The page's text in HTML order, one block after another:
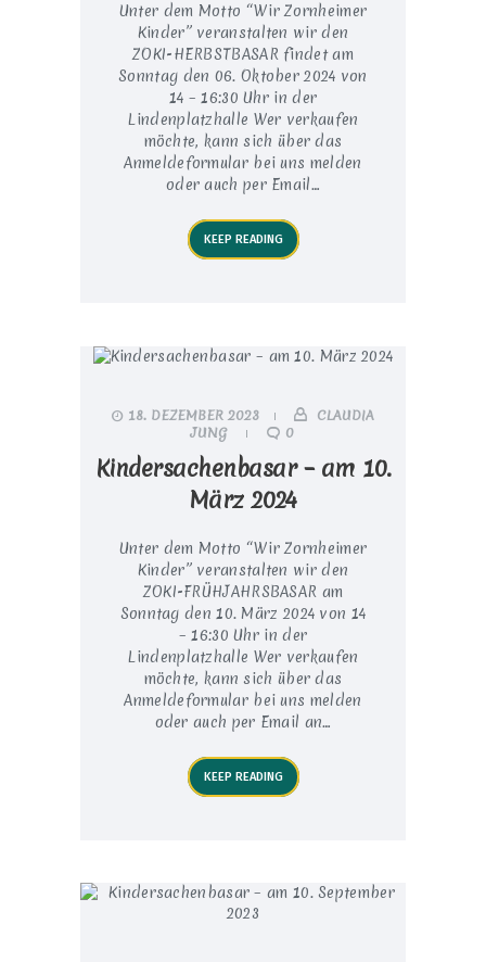
Unter dem Motto “Wir Zornheimer
Kinder” veranstalten wir den
ZOKI-HERBSTBASAR findet am
Sonntag den 06. Oktober 2024 von
14 – 16:30 Uhr in der
Lindenplatzhalle Wer verkaufen
möchte, kann sich über das
Anmeldeformular bei uns melden
oder auch per Email…
KEEP READING
18. DEZEMBER 2023
CLAUDIA
JUNG
0
Kindersachenbasar – am 10.
März 2024
Unter dem Motto “Wir Zornheimer
Kinder” veranstalten wir den
ZOKI-FRÜHJAHRSBASAR am
Sonntag den 10. März 2024 von 14
– 16:30 Uhr in der
Lindenplatzhalle Wer verkaufen
möchte, kann sich über das
Anmeldeformular bei uns melden
oder auch per Email an…
KEEP READING